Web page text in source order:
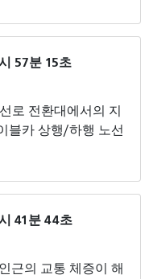
57분 15초
로 전환대에서의 지
블카 상행/하행 노선
41분 44초
근의 교통 체증이 해